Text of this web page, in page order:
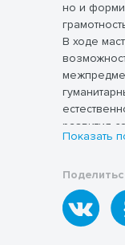
но и
связанную
ученика,
понимать
роль и
целевые и
решения.
В ходе
развития
разных
В рамках
Показать